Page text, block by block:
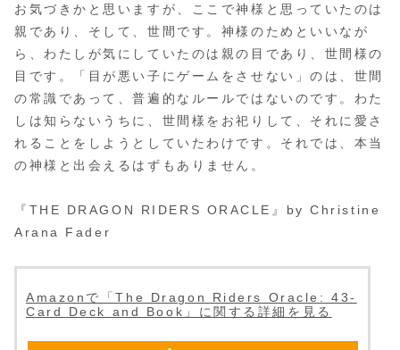
お気づきかと思いますが、ここで神様と思っていたのは
親であり、そして、世間です。神様のためといいなが
ら、わたしが気にしていたのは親の目であり、世間様の
目です。「目が悪い子にゲームをさせない」のは、世間
の常識であって、普遍的なルールではないのです。わた
しは知らないうちに、世間様をお祀りして、それに愛さ
れることをしようとしていたわけです。それでは、本当
の神様と出会えるはずもありません。
『THE DRAGON RIDERS ORACLE』by Christine
Arana Fader
Amazonで「The Dragon Riders Oracle: 43-
Card Deck and Book」に関する詳細を見る